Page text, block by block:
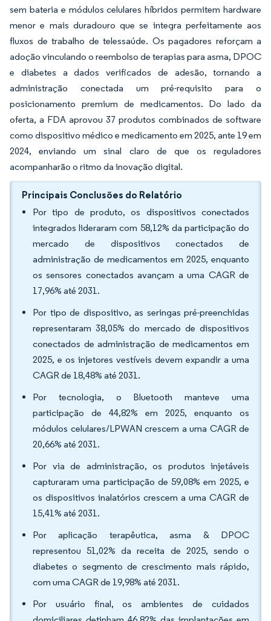
sem bateria e módulos celulares híbridos permitem hardware
menor e mais duradouro que se integra perfeitamente aos
fluxos de trabalho de telessaúde. Os pagadores reforçam a
adoção vinculando o reembolso de terapias para asma, DPOC
e diabetes a dados verificados de adesão, tornando a
administração conectada um pré-requisito para o
posicionamento premium de medicamentos. Do lado da
oferta, a FDA aprovou 37 produtos combinados de software
como dispositivo médico e medicamento em 2025, ante 19 em
2024, enviando um sinal claro de que os reguladores
acompanharão o ritmo da inovação digital.
Principais Conclusões do Relatório
Por tipo de produto, os dispositivos conectados
integrados lideraram com 58,12% da participação do
mercado de dispositivos conectados de
administração de medicamentos em 2025, enquanto
os sensores conectados avançam a uma CAGR de
17,96% até 2031.
Por tipo de dispositivo, as seringas pré-preenchidas
representaram 38,05% do mercado de dispositivos
conectados de administração de medicamentos em
2025, e os injetores vestíveis devem expandir a uma
CAGR de 18,48% até 2031.
Por tecnologia, o Bluetooth manteve uma
participação de 44,82% em 2025, enquanto os
módulos celulares/LPWAN crescem a uma CAGR de
20,66% até 2031.
Por via de administração, os produtos injetáveis
capturaram uma participação de 59,08% em 2025, e
os dispositivos inalatórios crescem a uma CAGR de
15,41% até 2031.
Por aplicação terapêutica, asma & DPOC
representou 51,02% da receita de 2025, sendo o
diabetes o segmento de crescimento mais rápido,
com uma CAGR de 19,98% até 2031.
Por usuário final, os ambientes de cuidados